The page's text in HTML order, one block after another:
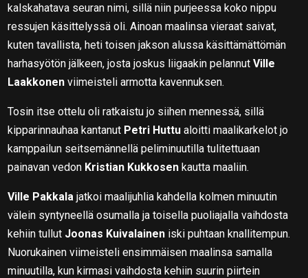
kalskahatava seuran nimi, sillä niin purjeessa koko nippu
ressujen käsittelyssä oli. Ainoan maalinsa vieraat saivat,
kuten tavallista, heti toisen jakson alussa käsittämättömän
harhasyötön jälkeen, josta joskus liigaakin pelannutVille
Laakkonen viimeisteli armotta kavennuksen.
Tosin itse ottelu oli ratkaistu jo siihen mennessä, sillä
kipparinnauhaa kantanut Petri Huttu aloitti maalikarkelot jo
kamppailun seitsemännellä peliminuutilla tulitettuaan
painavan vedon Kristian Kukkosen kautta maaliin.
Ville Pakkalajatkoi maalijuhlia kahdella kolmen minuutin
välein syntyneellä osumalla ja toisella puoliajalla vaihdosta
kehiin tullut Joonas Kuivalainen iski puhtaan knallitempun.
Nuorukainen viimeisteli ensimmäisen maalinsa samalla
minuutilla, kun kirmasi vaihdosta kehiin suurin piirtein